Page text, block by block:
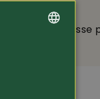
Pinewood
Pantalon de chasse